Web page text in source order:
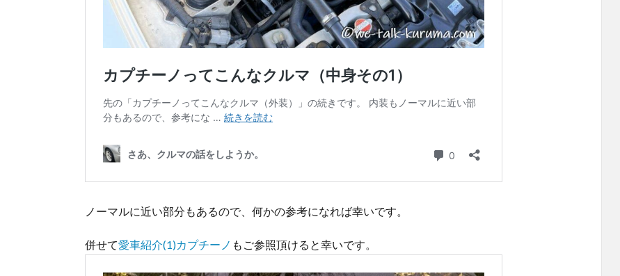
ノーマルに近い部分もあるので、何かの参考になれば幸いです。
併せて愛車紹介(1)カプチーノ もご参照頂けると幸いです。